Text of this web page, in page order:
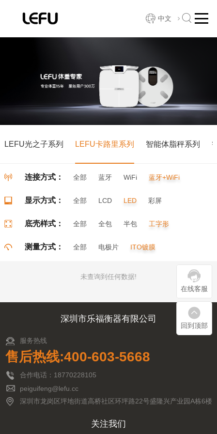
在线客服
回到顶部
中文
LEFU光之子系列 LEFU卡路里系列 智能体脂秤系列
连接方式： 全部 蓝牙 WiFi 蓝牙+WiFi
显示方式： 全部 LCD LED 彩屏
底壳样式： 全部 全包 半包
工字形
测量方式： 全部 电极片 ITO镀膜
未查询到任何数据!
深圳市乐福衡器有限公司
服务热线
售后热线:400-603-5668
合作电话：18770228105
peiguifeng@lefu.cc
深圳市龙岗区坪地街道高桥社区环坪路22号盛隆兴产业园A栋6楼
关注我们